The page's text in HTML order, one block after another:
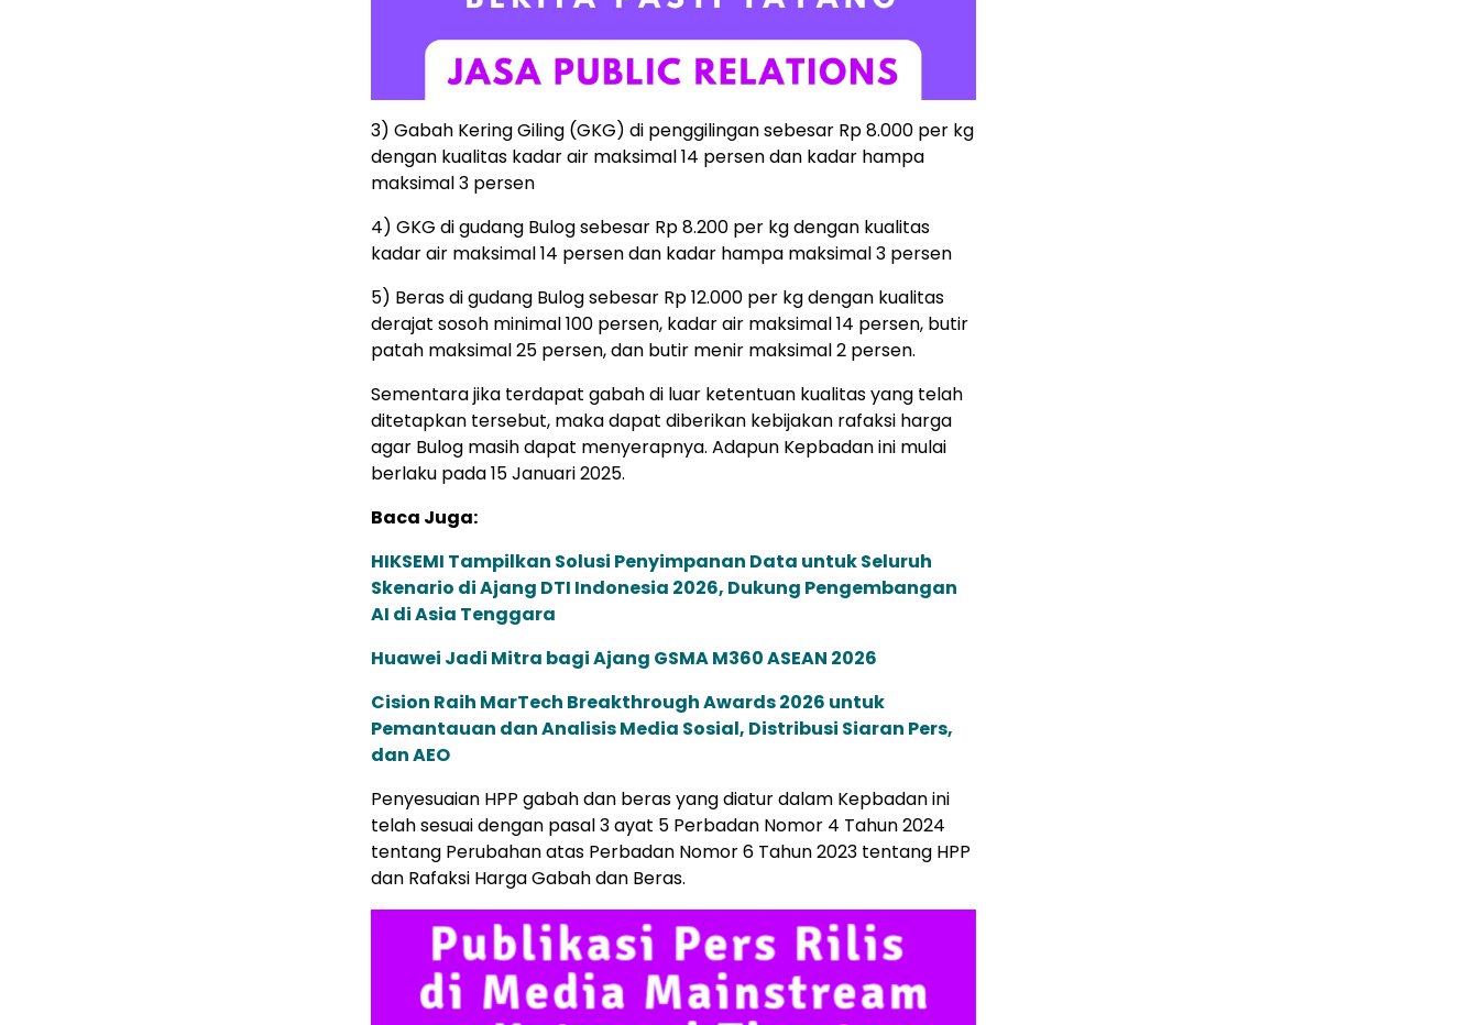
3) Gabah Kering Giling (GKG) di penggilingan sebesar Rp 8.000 per kg
dengan kualitas kadar air maksimal 14 persen dan kadar hampa
maksimal 3 persen
4) GKG di gudang Bulog sebesar Rp 8.200 per kg dengan kualitas
kadar air maksimal 14 persen dan kadar hampa maksimal 3 persen
5) Beras di gudang Bulog sebesar Rp 12.000 per kg dengan kualitas
derajat sosoh minimal 100 persen, kadar air maksimal 14 persen, butir
patah maksimal 25 persen, dan butir menir maksimal 2 persen.
Sementara jika terdapat gabah di luar ketentuan kualitas yang telah
ditetapkan tersebut, maka dapat diberikan kebijakan rafaksi harga
agar Bulog masih dapat menyerapnya. Adapun Kepbadan ini mulai
berlaku pada 15 Januari 2025.
Baca Juga:
HIKSEMI Tampilkan Solusi Penyimpanan Data untuk Seluruh
Skenario di Ajang DTI Indonesia 2026, Dukung Pengembangan
AI di Asia Tenggara
Huawei Jadi Mitra bagi Ajang GSMA M360 ASEAN 2026
Cision Raih MarTech Breakthrough Awards 2026 untuk
Pemantauan dan Analisis Media Sosial, Distribusi Siaran Pers,
dan AEO
Penyesuaian HPP gabah dan beras yang diatur dalam Kepbadan ini
telah sesuai dengan pasal 3 ayat 5 Perbadan Nomor 4 Tahun 2024
tentang Perubahan atas Perbadan Nomor 6 Tahun 2023 tentang HPP
dan Rafaksi Harga Gabah dan Beras.